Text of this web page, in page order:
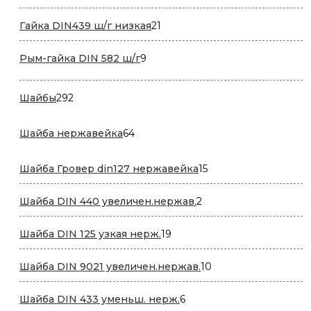
товара
Гайка DIN439 ш/г низкая21
товар
Рым-гайка DIN 582 ш/г9
Шайбы292
Шайба нержавейка6464
Шайба Гровер din127 нержавейка1515
товаров
Шайба DIN 440 увеличен.нержав.2
товара
Шайба DIN 125 узкая нерж.19
товаров
Шайба DIN 9021 увеличен.нержав.10
товаров
Шайба DIN 433 уменьш. нерж.66